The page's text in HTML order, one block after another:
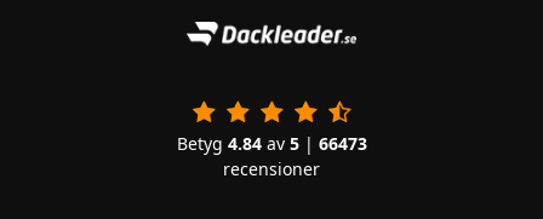
Betyg 4.84av 5| 66473
recensioner